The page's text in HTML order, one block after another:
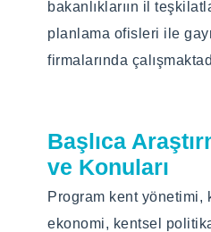
bakanlıklarıın il
planlama ofisleri ile
firmalarında
Başlıca
ve Konuları
Program kent yönetimi,
ekonomi, kentsel